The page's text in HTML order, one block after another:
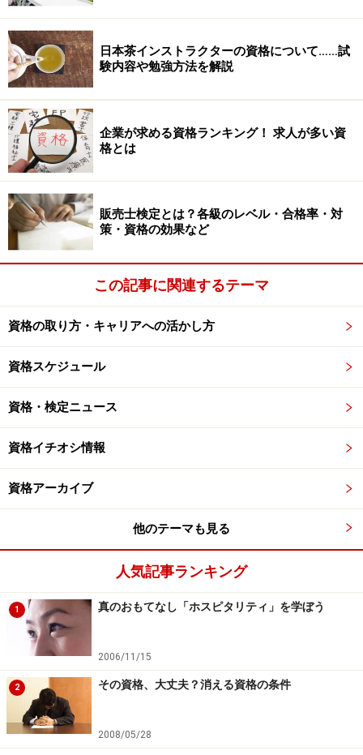
日本茶インストラクターの資格について……試
験内容や勉強方法を解説
企業が求める資格ランキング！ 求人が多い資
格とは
販売士検定とは？各級のレベル・合格率・対
策・資格の効果など
この記事に関連するテーマ
資格の取り方・キャリアへの活かし方
資格スケジュール
資格・検定ニュース
資格イチオシ情報
資格アーカイブ
他のテーマも見る
人気記事ランキング
1 真のおもてなし「ホスピタリティ」を学ぼう
2006/11/15
2 その資格、大丈夫？消える資格の条件
2008/05/28